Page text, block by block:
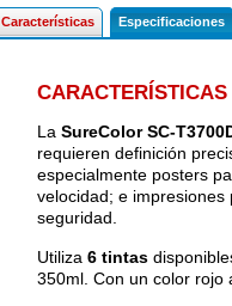
Características Especificaciones
CARACTERÍSTICAS
La SureColor SC-
requieren definición
especialmente posters
velocidad; e
seguridad.
Utiliza 6 tintas
350ml. Con un color rojo